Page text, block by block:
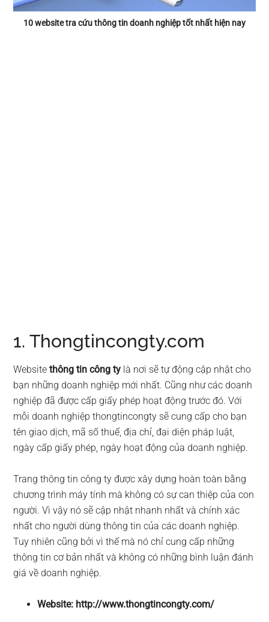
10 website tra cứu thông tin doanh nghiệp tốt nhất hiện nay
1. Thongtincongty.com
Websitethông tin công ty là nơi sẽ tự động cập nhật cho
bạn những doanh nghiệp mới nhất. Cũng như các doanh
nghiệp đã được cấp giấy phép hoạt động trước đó. Với
mỗi doanh nghiệp thongtincongty sẽ cung cấp cho bạn
tên giao dịch, mã số thuế, địa chỉ, đại diện pháp luật,
ngày cấp giấy phép, ngày hoạt động của doanh nghiệp.
Trang thông tin công ty được xây dựng hoàn toàn bằng
chương trình máy tính mà không có sự can thiệp của con
người. Vì vậy nó sẽ cập nhật nhanh nhất và chính xác
nhất cho người dùng thông tin của các doanh nghiệp.
Tuy nhiên cũng bởi vì thế mà nó chỉ cung cấp những
thông tin cơ bản nhất và không có những bình luận đánh
giá về doanh nghiệp.
Website: http://www.thongtincongty.com/